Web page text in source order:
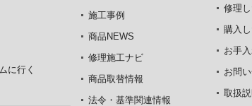
に行く
施工事例
商品NEWS
修理施工ナビ
商品取替情報
法令・基準関連情報
修理
購入
お手
お問
取扱